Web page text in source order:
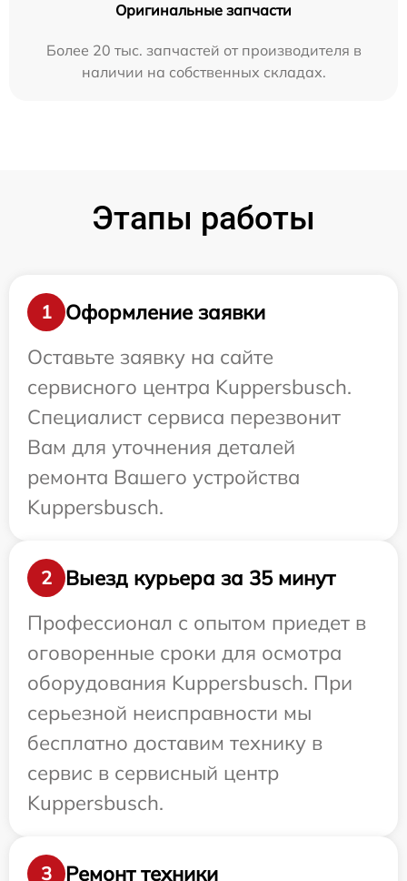
Оригинальные запчасти
Более 20 тыс. запчастей от производителя в
наличии на собственных складах.
Этапы работы
1
Оформление заявки
Оставьте заявку на сайте
сервисного центра Kuppersbusch.
Специалист сервиса перезвонит
Вам для уточнения деталей
ремонта Вашего устройства
Kuppersbusch.
2
Выезд курьера за 35 минут
Профессионал с опытом приедет в
оговоренные сроки для осмотра
оборудования Kuppersbusch. При
серьезной неисправности мы
бесплатно доставим технику в
сервис в сервисный центр
Kuppersbusch.
3 Ремонт техники